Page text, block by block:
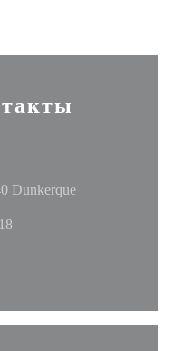
Dunkerque((открывается
((открывается в